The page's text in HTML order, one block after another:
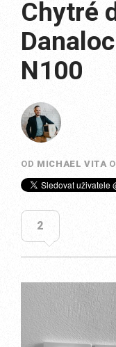
Chytré
N100
OD MICHAEL VITA
2